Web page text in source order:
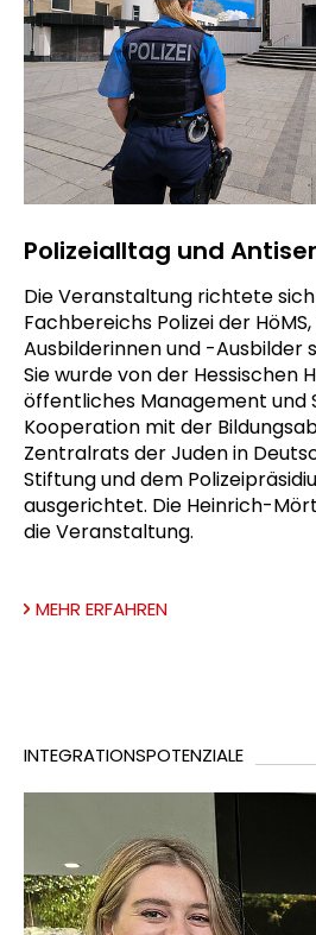
Polizeialltag und
Die Veranstaltung richtete
Fachbereichs Polizei der
Ausbilderinnen und -Ausbilder
Sie wurde von der Hessischen
öffentliches Management und
Kooperation mit der
Zentralrats der Juden in
Stiftung und dem
ausgerichtet. Die Heinrich-
die Veranstaltung.
MEHR ERFAHREN
INTEGRATIONSPOTENZIALE